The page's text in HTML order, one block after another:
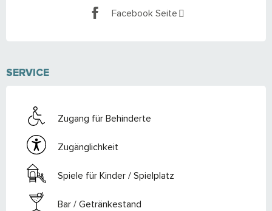
Facebook Seite
SERVICE
Zugang für Behinderte
Zugänglichkeit
Spiele für Kinder / Spielplatz
Bar / Getränkestand